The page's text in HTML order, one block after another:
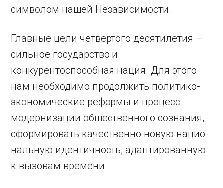
символом нашей Независимости.
Главные цели четвертого десятилетия –
сильное государство и
конкурентоспособная нация. Для этого
нам необходимо продолжить политико-
экономические реформы и процесс
модернизации общест­венного сознания,
сформировать качественно новую нацио­
нальную идентичность, адаптированную
к вызовам времени.